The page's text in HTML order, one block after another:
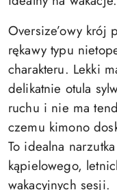
Oversize’owy krój
rękawy typu
charakteru. Lekki
delikatnie otula
ruchu i nie ma
czemu kimono
To idealna
kąpielowego,
wakacyjnych sesji.